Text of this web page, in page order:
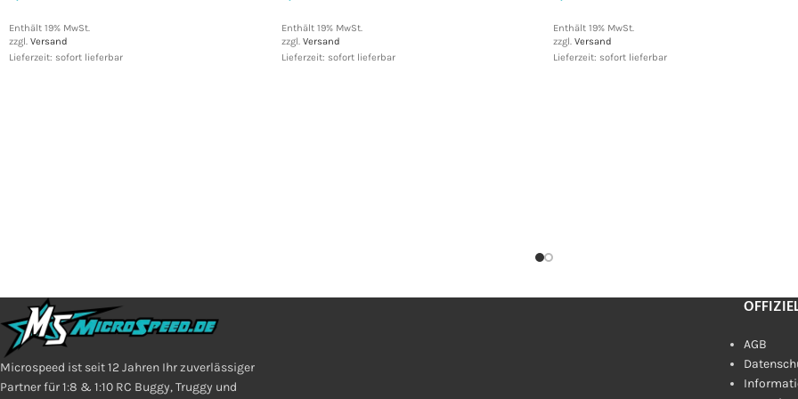
Enthält 19% MwSt.
zzgl. Versand
Lieferzeit: sofort lieferbar
Enthält 19% MwSt.
zzgl. Versand
Lieferzeit: sofort lieferbar
Enthält 19% MwSt.
zzgl. Versand
Lieferzeit: sofort lieferbar
Microspeed ist seit 12 Jahren Ihr zuverlässiger
Partner für 1:8 & 1:10 RC Buggy, Truggy und
AGB